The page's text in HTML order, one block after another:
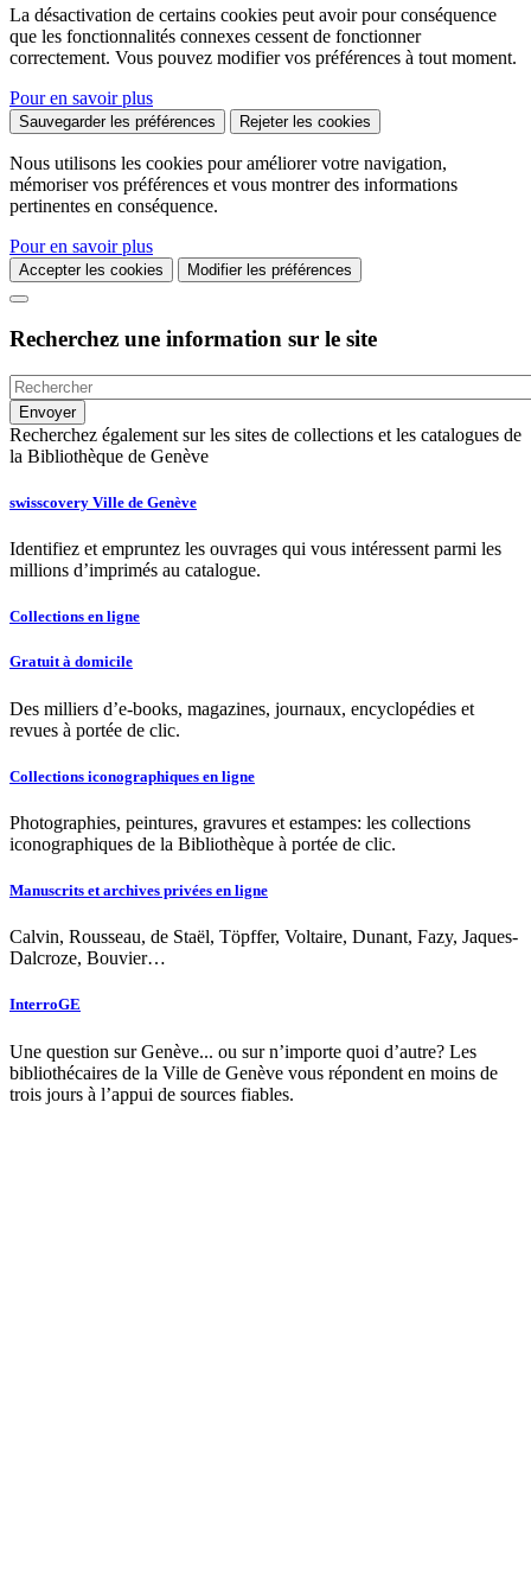
La désactivation de certains cookies peut avoir pour conséquence
que les fonctionnalités connexes cessent de fonctionner
correctement. Vous pouvez modifier vos préférences à tout moment.
Pour en savoir plus
Sauvegarder les préférences Rejeter les cookies
Nous utilisons les cookies pour améliorer votre navigation,
mémoriser vos préférences et vous montrer des informations
pertinentes en conséquence.
Pour en savoir plus
Accepter les cookies Modifier les préférences
Recherchez une information sur le site
Recherchez également sur les sites de collections et les catalogues de
la Bibliothèque de Genève
swisscovery Ville de Genève
Identifiez et empruntez les ouvrages qui vous intéressent parmi les
millions d’imprimés au catalogue.
Collections en ligne
Gratuit à domicile
Des milliers d’e-books, magazines, journaux, encyclopédies et
revues à portée de clic.
Collections iconographiques en ligne
Photographies, peintures, gravures et estampes: les collections
iconographiques de la Bibliothèque à portée de clic.
Manuscrits et archives privées en ligne
Calvin, Rousseau, de Staël, Töpffer, Voltaire, Dunant, Fazy, Jaques-
Dalcroze, Bouvier…
InterroGE
Une question sur Genève... ou sur n’importe quoi d’autre? Les
bibliothécaires de la Ville de Genève vous répondent en moins de
trois jours à l’appui de sources fiables.